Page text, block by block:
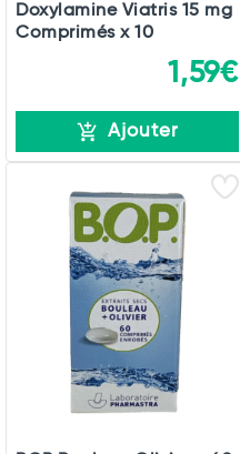
Doxylamine Viatris 15 mg
Comprimés x 10
1,59€
Ajouter